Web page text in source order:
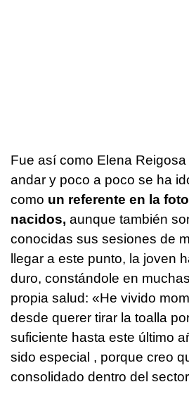
Fue así como Elena
andar y poco a poco se ha
como un referente en la
nacidos, aunque también
conocidas sus sesiones de
llegar a este punto, la joven
duro, constándole en
propia salud: «He vivido
desde querer tirar la toalla
suficiente hasta este último
sido especial , porque creo
consolidado dentro del